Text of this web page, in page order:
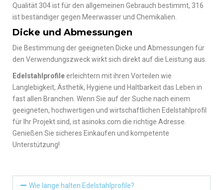
Qualität 304 ist für den allgemeinen Gebrauch bestimmt, 316
ist beständiger gegen Meerwasser und Chemikalien.
Dicke und Abmessungen
Die Bestimmung der geeigneten Dicke und Abmessungen für
den Verwendungszweck wirkt sich direkt auf die Leistung aus.
Edelstahlprofileerleichtern mit ihren Vorteilen wie
Langlebigkeit, Ästhetik, Hygiene und Haltbarkeit das Leben in
fast allen Branchen. Wenn Sie auf der Suche nach einem
geeigneten, hochwertigen und wirtschaftlichen Edelstahlprofil
für Ihr Projekt sind, ist asinoks.com die richtige Adresse.
Genießen Sie sicheres Einkaufen und kompetente
Unterstützung!
Wie lange halten Edelstahlprofile?